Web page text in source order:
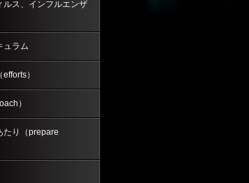
ルス、インフルエンザ
ュラム
）
）
たり（prepare